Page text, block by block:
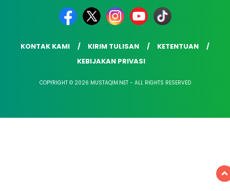
KONTAK KAMI KIRIM TULISAN
KETENTUAN
KEBIJAKAN PRIVASI
COPYRIGHT © 2026 MUSTAQIM.NET - ALL RIGHTS RESERVED